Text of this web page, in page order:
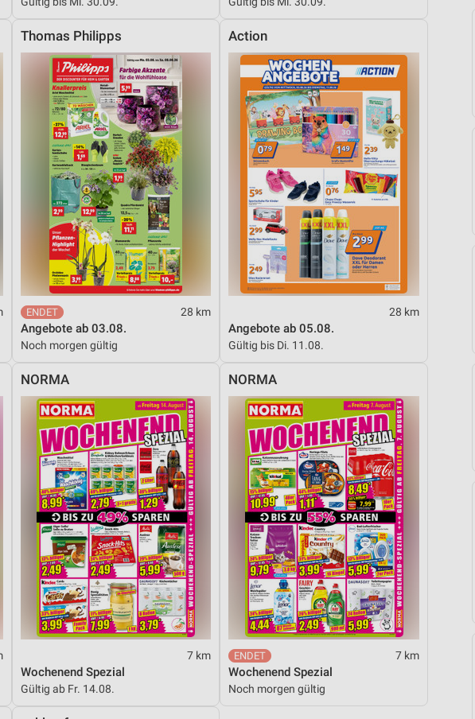
Thomas Philipps
28 km
Angebote ab 03.08.
Noch morgen gültig
Action
28 km
Angebote ab 05.08.
Gültig bis Di. 11.08.
NORMA
7 km
Wochenend Spezial
Gültig ab Fr. 14.08.
NORMA
7 km
Wochenend Spezial
Noch morgen gültig
Kombinationen von Daten aus verschiedenen
Inhalten
identifizieren